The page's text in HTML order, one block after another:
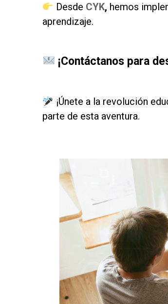
Desde CYK, hemos
aprendizaje.
¡Contáctanos para
¡Únete a la revolución
parte de esta aventura.